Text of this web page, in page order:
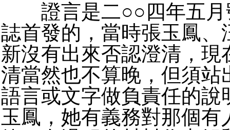
證言是二○○四年五月
誌首發的，當時張玉鳳、
新沒有出來否認澄清，現
清當然也不算晚，但須站
語言或文字做負責任的說
玉鳳，她有義務對那個有